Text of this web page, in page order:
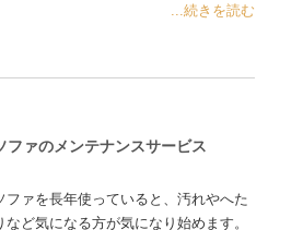
...続きを読む
ファのメンテナンスサービス
ファを長年使っていると、汚れやへた
など気になる方が気になり始めます。